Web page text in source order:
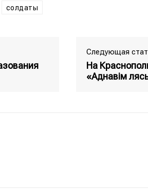
солдаты
Следующая
На
«Аднавім